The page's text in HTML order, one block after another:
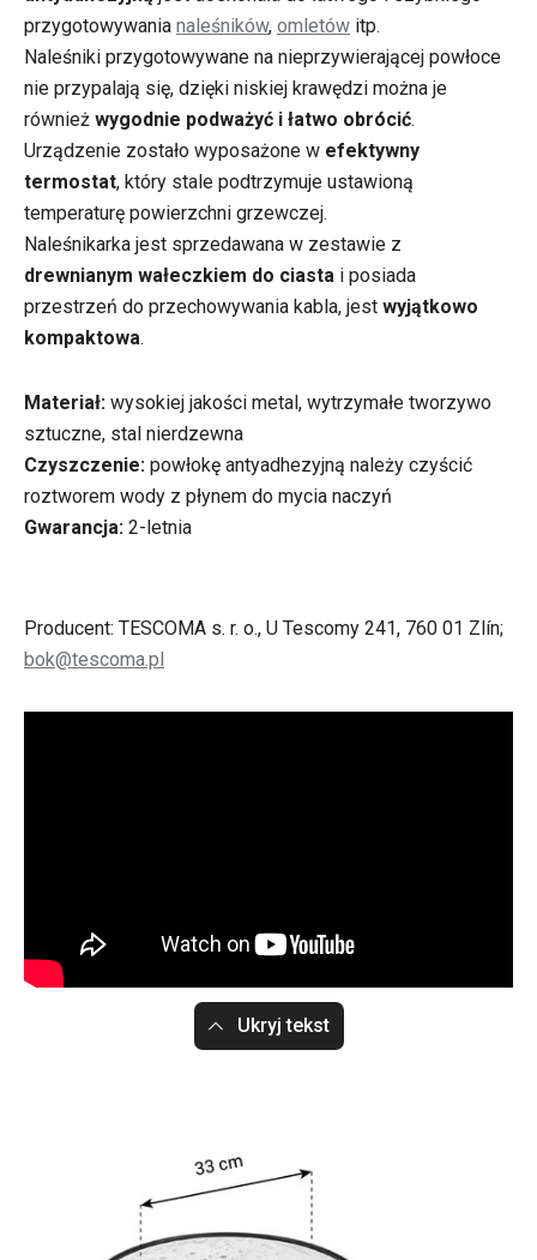
przygotowywania naleśników, omletów itp.
Naleśniki przygotowywane na nieprzywierającej powłoce
nie przypalają się, dzięki niskiej krawędzi można je
również wygodnie podważyć i łatwo obrócić.
Urządzenie zostało wyposażone w efektywny
termostat, który stale podtrzymuje ustawioną
temperaturę powierzchni grzewczej.
Naleśnikarka jest sprzedawana w zestawie z
drewnianym wałeczkiem do ciasta i posiada
przestrzeń do przechowywania kabla, jest wyjątkowo
kompaktowa.
Materiał: wysokiej jakości metal, wytrzymałe tworzywo
sztuczne, stal nierdzewna
Czyszczenie: powłokę antyadhezyjną należy czyścić
roztworem wody z płynem do mycia naczyń
Gwarancja: 2-letnia
Producent: TESCOMA s. r. o., U Tescomy 241, 760 01 Zlín;
bok@tescoma.pl
Ukryj tekst